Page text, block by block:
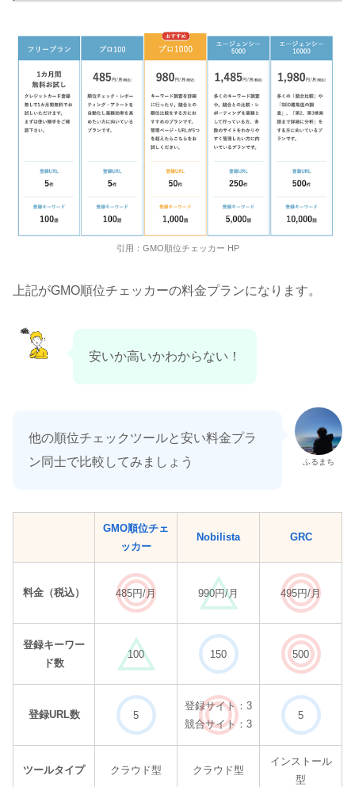
引用：GMO順位チェッカー HP
上記がGMO順位チェッカーの料金プランになります。
安いか高いかわからない！
ふるまち
他の順位チェックツールと安い料金プラ
ン同士で比較してみましょう
GMO順位チェ
ッカー
Nobilista GRC
料金（税込） 485円/月 990円/月 495円/月
登録キーワー
ド数
100 150 500
登録URL数 5
登録サイト：3
競合サイト：3
5
ツールタイプ クラウド型 クラウド型
インストール
型